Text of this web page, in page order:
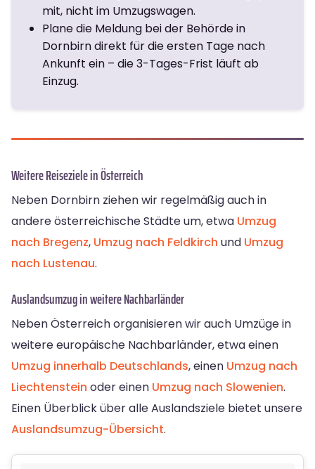
mit, nicht im Umzugswagen.
Plane die Meldung bei der Behörde in
Dornbirn direkt für die ersten Tage nach
Ankunft ein – die 3-Tages-Frist läuft ab
Einzug.
Weitere Reiseziele in Österreich
Neben Dornbirn ziehen wir regelmäßig auch in
andere österreichische Städte um, etwa Umzug
nach Bregenz, Umzug nach Feldkirch und Umzug
nach Lustenau.
Auslandsumzug in weitere Nachbarländer
Neben Österreich organisieren wir auch Umzüge in
weitere europäische Nachbarländer, etwa einen
Umzug innerhalb Deutschlands, einen Umzug nach
Liechtenstein oder einen Umzug nach Slowenien.
Einen Überblick über alle Auslandsziele bietet unsere
Auslandsumzug-Übersicht.